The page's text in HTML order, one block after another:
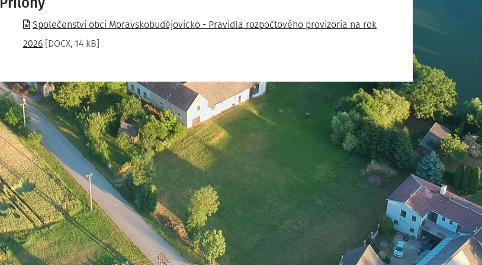
Společenství obcí Moravskobudějovicko - Pravidla rozpočtového provizoria na rok
2026 [DOCX, 14 kB]